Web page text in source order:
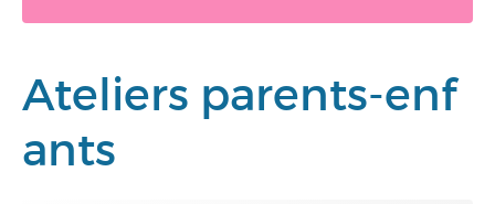
Ateliers parents-enf
ants